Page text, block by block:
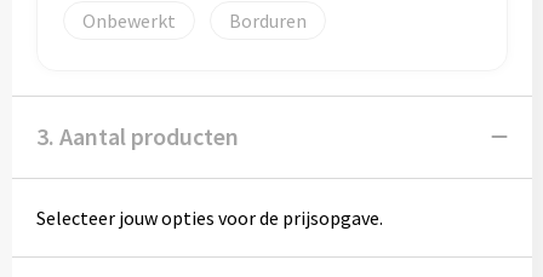
Snoep
Paraplu's
Stormparaplu's
Onbewerkt
Borduren
3. Aantal producten
Selecteer jouw opties voor de prijsopgave.